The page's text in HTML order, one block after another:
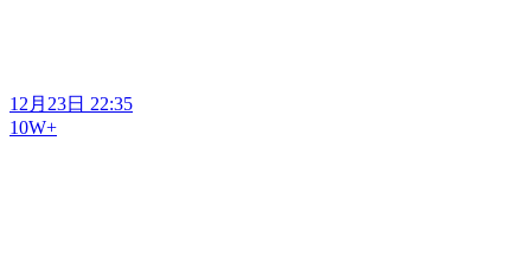
12月23日 22:35
10W+